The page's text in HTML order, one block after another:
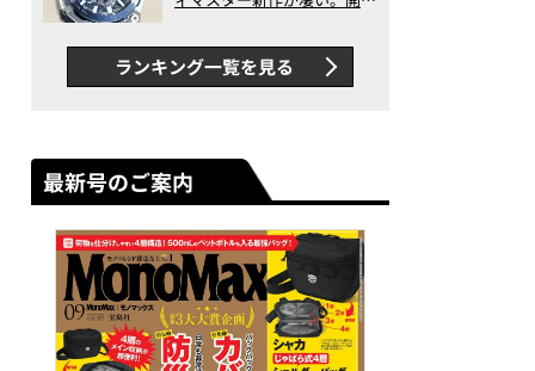
新ムーブメントの衝撃
ランキング一覧を見る
最新号のご案内